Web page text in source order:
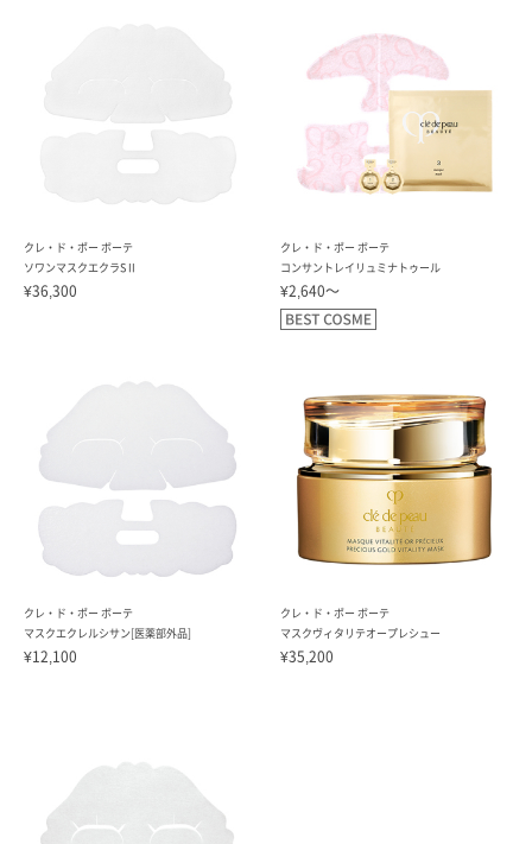
クレ・ド・ポー ボーテ
ソワンマスクエクラS II
¥36,300
クレ・ド・ポー ボーテ
コンサントレイリュミナトゥール
¥2,640～
クレ・ド・ポー ボーテ
マスクエクレルシサン[医薬部外品]
¥12,100
クレ・ド・ポー ボーテ
マスクヴィタリテオープレシュー
¥35,200